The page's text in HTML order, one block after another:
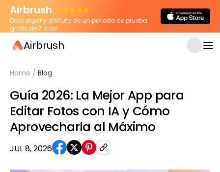
Airbrush
Descargar y disfruta de un periodo de prueba
gratis de 7 días
Airbrush
Home / Blog
Guía 2026: La Mejor App para
Editar Fotos con IA y Cómo
Aprovecharla al Máximo
JUL 8, 2026